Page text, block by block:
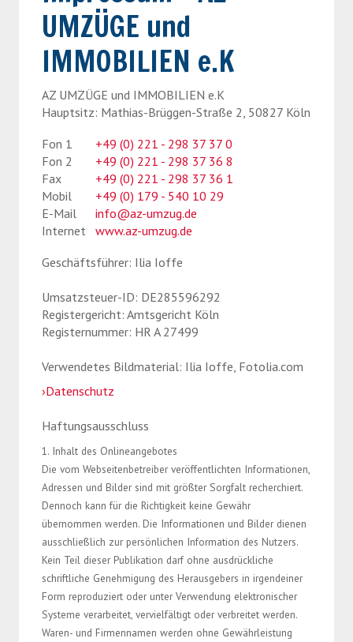
› Spezialtransporte
› Möbelmontage
UMZÜGE und
IMMOBILIEN e.K
AZ UMZÜGE und IMMOBILIEN e.K
Hauptsitz: Mathias-Brüggen-Straße 2, 50827 Köln
Fon 1
Fon 2
Fax
Mobil
E-Mail
Internet
+49 (0) 221 - 298 37 37 0
+49 (0) 221 - 298 37 36 8
+49 (0) 221 - 298 37 36 1
+49 (0) 179 - 540 10 29
info@az-umzug.de
www.az-umzug.de
Geschäftsführer: Ilia Ioffe
Umsatzsteuer-ID: DE285596292
Registergericht: Amtsgericht Köln
Registernummer: HR A 27499
Verwendetes Bildmaterial: Ilia Ioffe, Fotolia.com
›Datenschutz
Haftungsausschluss
1. Inhalt des Onlineangebotes
Die vom Webseitenbetreiber veröffentlichten Informationen,
Adressen und Bilder sind mit größter Sorgfalt recherchiert.
Dennoch kann für die Richtigkeit keine Gewähr
übernommen werden. Die Informationen und Bilder dienen
ausschließlich zur persönlichen Information des Nutzers.
Kein Teil dieser Publikation darf ohne ausdrückliche
schriftliche Genehmigung des Herausgebers in irgendeiner
Form reproduziert oder unter Verwendung elektronischer
Systeme verarbeitet, vervielfältigt oder verbreitet werden.
Waren- und Firmennamen werden ohne Gewährleistung